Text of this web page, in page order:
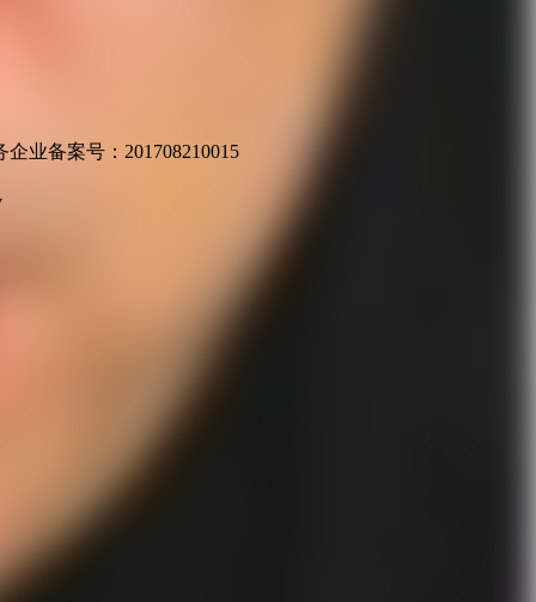
业备案号：201708210015